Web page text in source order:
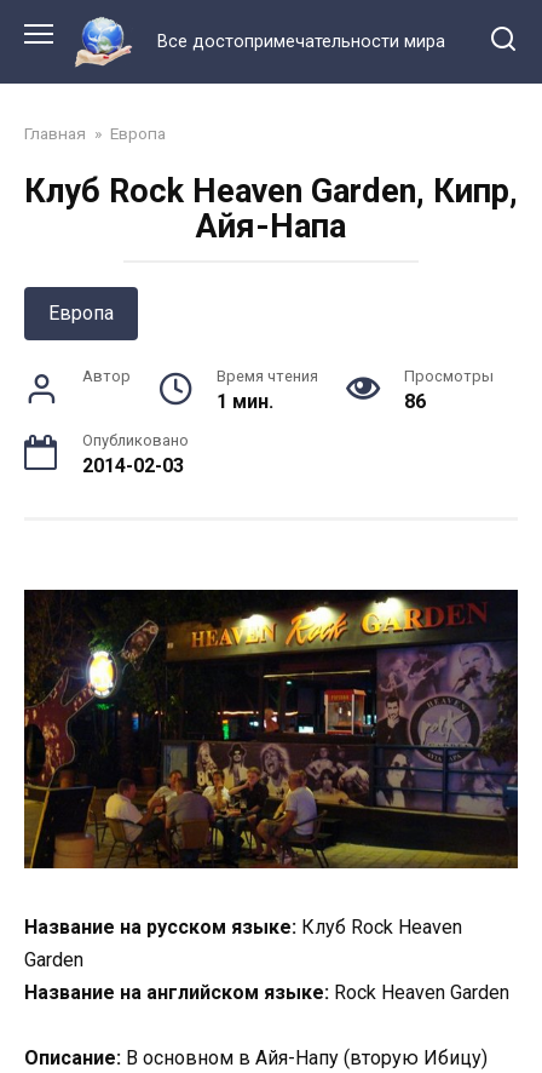
контенту
Все достопримечательности мира
Главная » Европа
Клуб Rock Heaven Garden, Кипр,
Айя-Напа
Европа
Автор Время чтения
1 мин.
Просмотры
86
Опубликовано
2014-02-03
Название на русском языке: Клуб Rock Heaven
Garden
Название на английском языке: Rock Heaven Garden
Описание: В основном в Айя-Напу (вторую Ибицу)